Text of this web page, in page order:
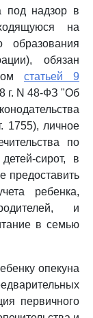
под надзор в
на
образования
обязан
статьей 9
г. N 48-ФЗ "Об
1755), личное
по
сирот, в
предоставить
ребенка,
и
в семью
опекуна
первичного